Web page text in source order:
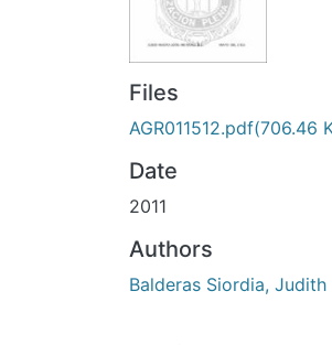
Files
AGR011512.pdf(706.46
Date
2011
Authors
Balderas Siordia, Judith